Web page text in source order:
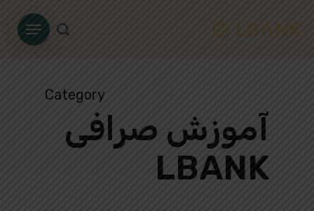
Menu
Category
آموزش صرافی
LBANK